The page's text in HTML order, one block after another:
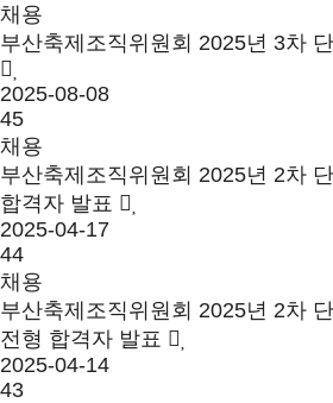
채용
부산축제조직위원회 2025년 3차
2025-08-08
45
채용
부산축제조직위원회 2025년 2차
합격자 발표
2025-04-17
44
채용
부산축제조직위원회 2025년 2차
전형 합격자 발표
2025-04-14
43